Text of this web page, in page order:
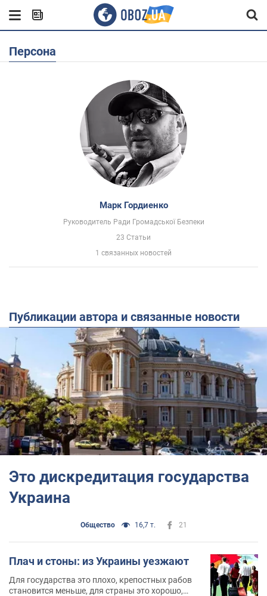
Персона
Марк Гордиенко
Руководитель Ради Громадської Безпеки
23 Статьи
1 связанных новостей
Публикации автора и связанные новости
Это дискредитация государства
Украина
Общество 16,7 т. 21
Плач и стоны: из Украины уезжают
Для государства это плохо, крепостных рабов
становится меньше, для страны это хорошо,